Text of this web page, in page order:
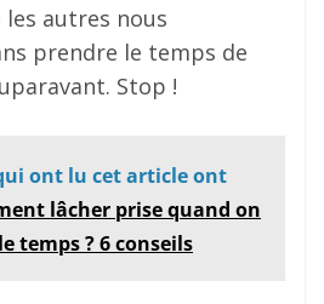
les autres nous
prendre le temps de
Stop !
ont lu cet article ont
lâcher prise quand on
temps ? 6 conseils